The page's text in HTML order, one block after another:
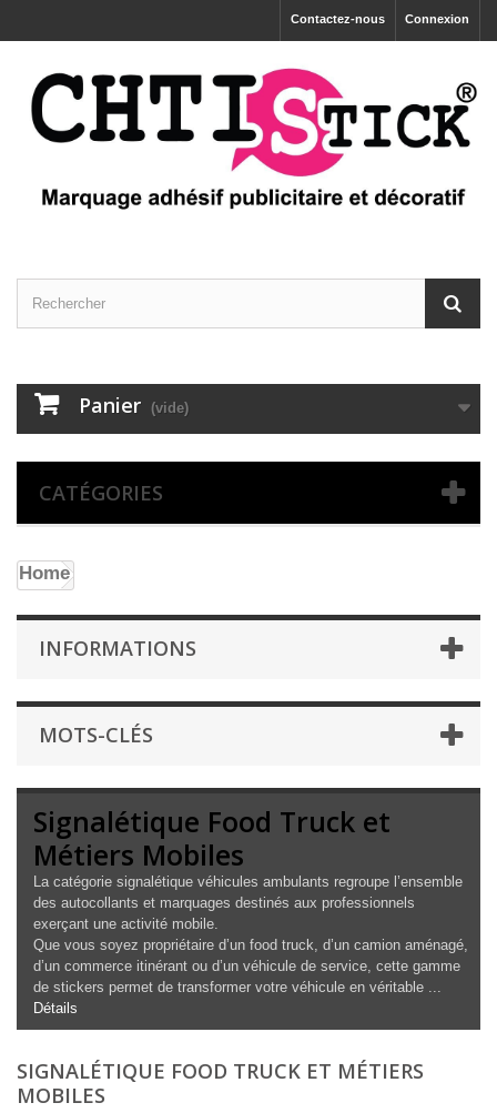
Connexion
Contactez-nous
Panier (vide)
CATÉGORIES
Home
INFORMATIONS
MOTS-CLÉS
Signalétique Food Truck et
Métiers Mobiles
La catégorie signalétique véhicules ambulants regroupe l’ensemble
des autocollants et marquages destinés aux professionnels
exerçant une activité mobile.
Que vous soyez propriétaire d’un food truck, d’un camion aménagé,
d’un commerce itinérant ou d’un véhicule de service, cette gamme
de stickers permet de transformer votre véhicule en véritable ...
Détails
SIGNALÉTIQUE FOOD TRUCK ET MÉTIERS
MOBILES